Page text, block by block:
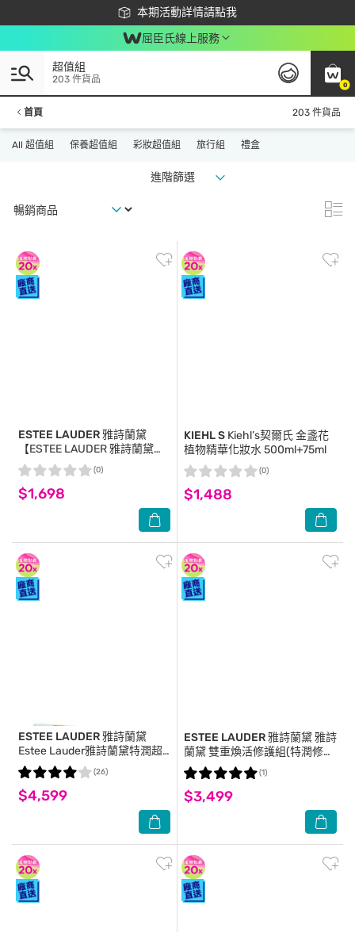
本期活動詳情請點我
下載app最高回饋$350
屈臣氏線上服務
0
超值組
203 件貨品
首頁 203 件貨品
All 超值組 保養超值組 彩妝超值組 旅行組 禮盒
進階篩選
ESTEE LAUDER 雅詩蘭黛
【ESTEE LAUDER 雅詩蘭黛】
白金級黑鑽松露逆時煥顏霜7ml
5入組 公司貨
$1,698
(0)
KIEHL S Kiehl’s契爾氏 金盞花
植物精華化妝水 500ml+75ml
$1,488
(0)
ESTEE LAUDER 雅詩蘭黛
Estee Lauder雅詩蘭黛特潤超
導全方位修護露100mlx2(國際
航空版)
$4,599
(26)
ESTEE LAUDER 雅詩蘭黛雅詩
蘭黛 雙重煥活修護組(特潤修護
露100ml+原生露200ml+修眉
刀)
$3,499
(1)